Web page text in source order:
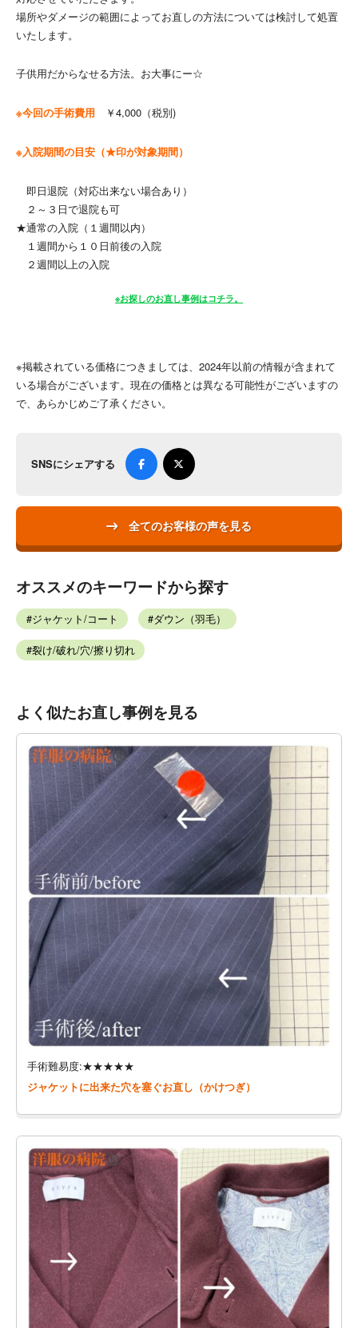
場所やダメージの範囲によってお直しの方法については検討して処置
いたします。
子供用だからなせる方法。お大事にー☆
※今回の手術費用 ￥4,000（税別)
※入院期間の目安（★印が対象期間）
即日退院（対応出来ない場合あり）
２～３日で退院も可
★通常の入院（１週間以内）
１週間から１０日前後の入院
２週間以上の入院
※お探しのお直し事例はコチラ。
※掲載されている価格につきましては、2024年以前の情報が含まれて
いる場合がございます。現在の価格とは異なる可能性がございますの
で、あらかじめご了承ください。
SNSにシェアする
全てのお客様の声を見る
オススメのキーワードから探す
ジャケット/コート ダウン（羽毛）
裂け/破れ/穴/擦り切れ
よく似たお直し事例を見る
手術難易度:★★★★★
ジャケットに出来た穴を塞ぐお直し（かけつぎ）